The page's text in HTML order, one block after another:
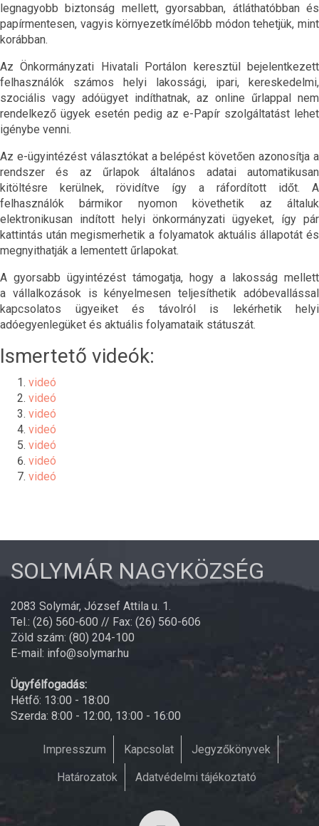
legnagyobb biztonság mellett, gyorsabban, átláthatóbban és
papírmentesen, vagyis környezetkímélőbb módon tehetjük, mint
korábban.
Az Önkormányzati Hivatali Portálon keresztül bejelentkezett
felhasználók számos helyi lakossági, ipari, kereskedelmi,
szociális vagy adóügyet indíthatnak, az online űrlappal nem
rendelkező ügyek esetén pedig az e-Papír szolgáltatást lehet
igénybe venni.
Az e-ügyintézést választókat a belépést követően azonosítja a
rendszer és az űrlapok általános adatai automatikusan
kitöltésre kerülnek, rövidítve így a ráfordított időt. A
felhasználók bármikor nyomon követhetik az általuk
elektronikusan indított helyi önkormányzati ügyeket, így pár
kattintás után megismerhetik a folyamatok aktuális állapotát és
megnyithatják a lementett űrlapokat.
A gyorsabb ügyintézést támogatja, hogy a lakosság mellett
a vállalkozások is kényelmesen teljesíthetik adóbevallással
kapcsolatos ügyeiket és távolról is lekérhetik helyi
adóegyenlegüket és aktuális folyamataik státuszát.
Ismertető videók:
videó
videó
videó
videó
videó
videó
videó
SOLYMÁR NAGYKÖZSÉG
2083 Solymár, József Attila u. 1.
Tel.: (26) 560-600 // Fax: (26) 560-606
Zöld szám: (80) 204-100
E-mail: info@solymar.hu
Ügyfélfogadás:
Hétfő: 13:00 - 18:00
Szerda: 8:00 - 12:00, 13:00 - 16:00
Impresszum Kapcsolat Jegyzőkönyvek
Határozatok Adatvédelmi tájékoztató